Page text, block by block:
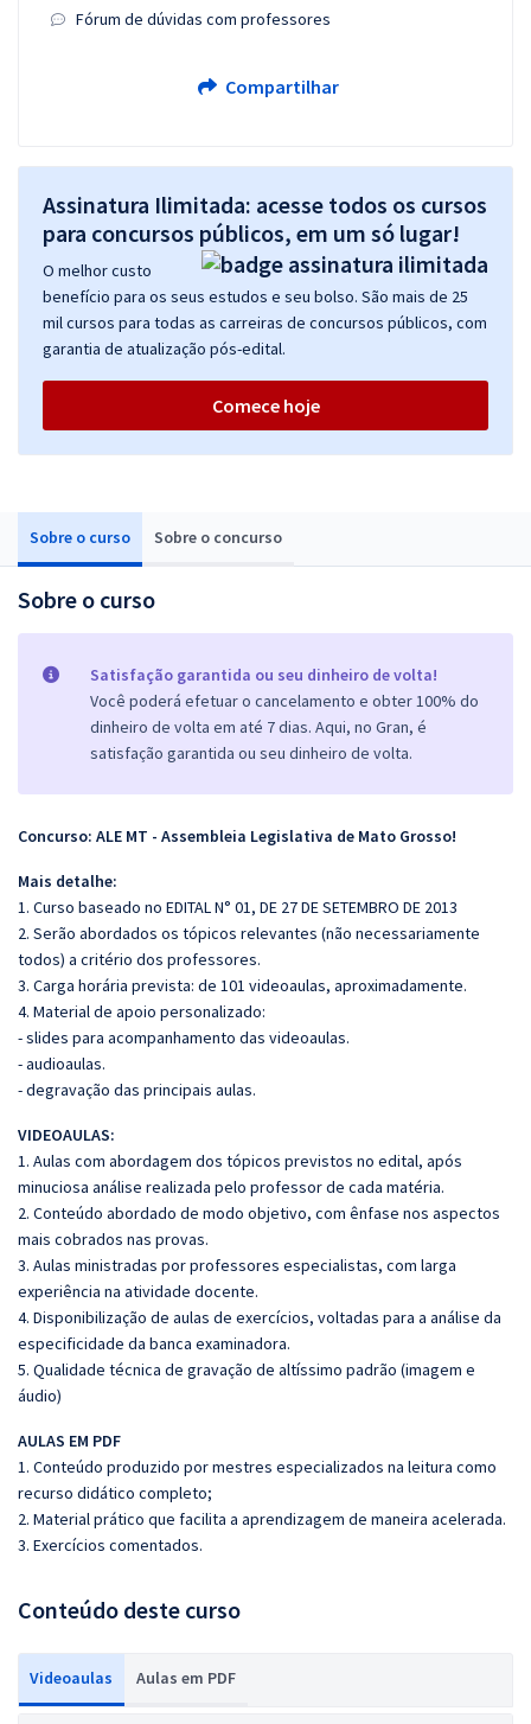
Sobre o curso Sobre o concurso
Sobre o curso
Satisfação garantida ou seu dinheiro de volta!
Você poderá efetuar o cancelamento e obter 100% do
dinheiro de volta em até 7 dias. Aqui, no Gran, é
satisfação garantida ou seu dinheiro de volta.
Concurso: ALE MT - Assembleia Legislativa de Mato Grosso!
Mais detalhe:
1. Curso baseado no EDITAL N° 01, DE 27 DE SETEMBRO DE 2013
2. Serão abordados os tópicos relevantes (não necessariamente
todos) a critério dos professores.
3. Carga horária prevista: de 101 videoaulas, aproximadamente.
4. Material de apoio personalizado:
- slides para acompanhamento das videoaulas.
- audioaulas.
- degravação das principais aulas.
VIDEOAULAS:
1. Aulas com abordagem dos tópicos previstos no edital, após
minuciosa análise realizada pelo professor de cada matéria.
2. Conteúdo abordado de modo objetivo, com ênfase nos aspectos
mais cobrados nas provas.
3. Aulas ministradas por professores especialistas, com larga
experiência na atividade docente.
4. Disponibilização de aulas de exercícios, voltadas para a análise da
especificidade da banca examinadora.
5. Qualidade técnica de gravação de altíssimo padrão (imagem e
áudio)
AULAS EM PDF
1. Conteúdo produzido por mestres especializados na leitura como
recurso didático completo;
2. Material prático que facilita a aprendizagem de maneira acelerada.
3. Exercícios comentados.
Conteúdo deste curso
Videoaulas Aulas em PDF
Fórum de dúvidas com professores
Compartilhar
Assinatura Ilimitada: acesse todos os cursos
para concursos públicos, em um só lugar!
O melhor custo
benefício para os seus estudos e seu bolso. São mais de 25
mil cursos para todas as carreiras de concursos públicos, com
garantia de atualização pós-edital.
Comece hoje